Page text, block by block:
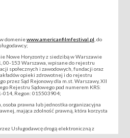
domeniewww.americanfilmfestival.pl , do
Nowe Horyzonty z siedzibą w Warszawie
00-153 Warszawa, wpisane do rejestru
społecznych i zawodowych, fundacji oraz
opieki zdrowotnej i do rejestru
przez Sąd Rejonowy dla m.st. Warszawy, XII
Rejestru Sądowego pod numerem KRS:
Regon: 015503904;
osoba prawna lub jednostka organizacyjna
mająca zdolność prawną, która korzysta
Usługodawcę drogą elektroniczną z